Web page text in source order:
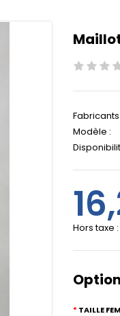
Fabricants
Modèle :
Hors taxe :
TAILLE